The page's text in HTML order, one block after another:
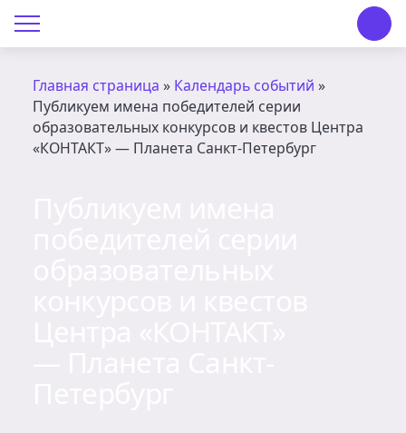
Главная страница » Календарь событий »
Публикуем имена победителей серии
образовательных конкурсов и квестов Центра
«КОНТАКТ» — Планета Санкт-Петербург
О Центре «КОНТАКТ»
Профсоюз
История